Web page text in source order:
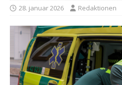
28. januar 2026 Redaktionen